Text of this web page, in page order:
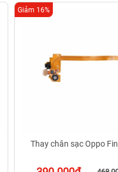
Thay chân sạc Oppo
Giảm 16%